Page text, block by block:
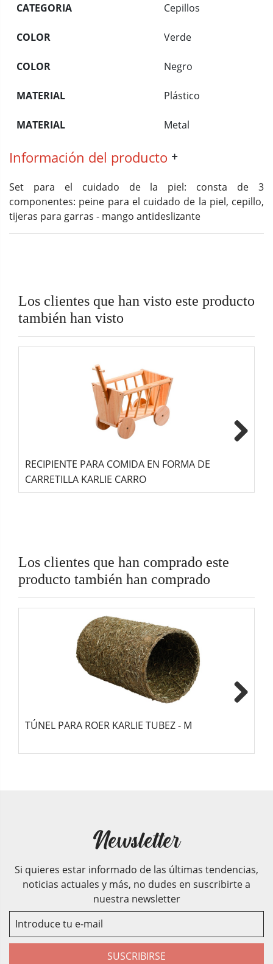
CATEGORIA Cepillos
COLOR Verde
COLOR Negro
MATERIAL Plástico
MATERIAL Metal
Información del producto
Set para el cuidado de la piel: consta de 3
componentes: peine para el cuidado de la piel, cepillo,
tijeras para garras - mango antideslizante
Los clientes que han visto este producto
también han visto
RECIPIENTE PARA COMIDA EN FORMA DE
CARRETILLA KARLIE CARRO
Los clientes que han comprado este
producto también han comprado
TÚNEL PARA ROER KARLIE TUBEZ - M
Newsletter
Si quieres estar informado de las últimas tendencias,
noticias actuales y más, no dudes en suscribirte a
nuestra newsletter
SUSCRIBIRSE